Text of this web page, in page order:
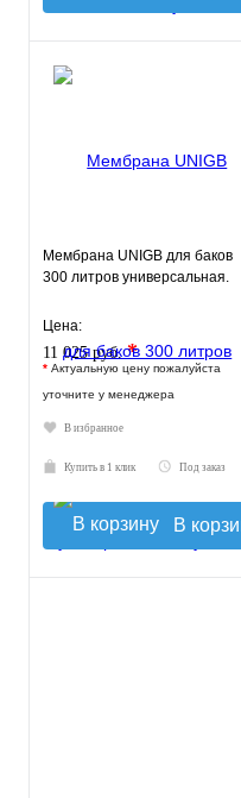
Мембрана UNIGB для баков
300 литров универсальная.
Цена:
11 025 руб.*
* Актуальную цену пожалуйста
уточните у менеджера
В избранное
Купить в 1 клик Под заказ
В